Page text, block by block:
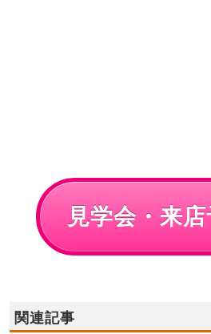
見学会・来店
関連記事